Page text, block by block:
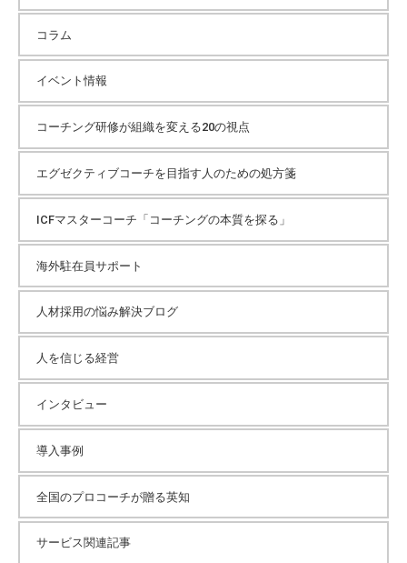
コラム
イベント情報
コーチング研修が組織を変える20の視点
エグゼクティブコーチを目指す人のための処方箋
ICFマスターコーチ「コーチングの本質を探る」
海外駐在員サポート
人材採用の悩み解決ブログ
人を信じる経営
インタビュー
導入事例
全国のプロコーチが贈る英知
サービス関連記事